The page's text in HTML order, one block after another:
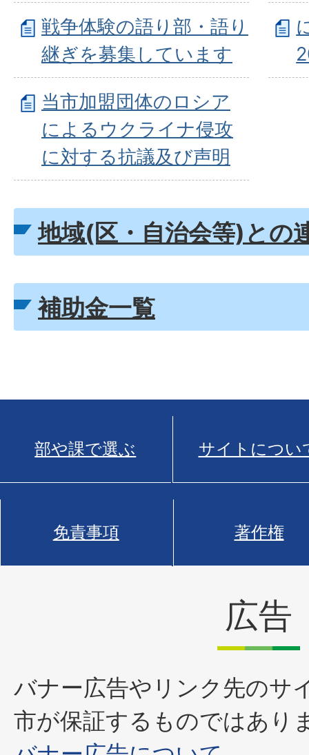
戦争体験の語り部・語り
継ぎを募集しています
当市加盟団体のロシア
によるウクライナ侵攻
に対する抗議及び声明
地域(区・自治会等)との
補助金一覧
部や課で選ぶ サイトについ
免責事項 著作権
広告
バナー広告やリンク先のサ
市が保証するものではあり